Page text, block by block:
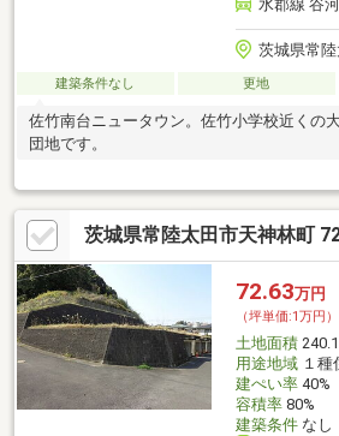
水郡線 谷
茨城県常
建築条件なし 更地
佐竹南台ニュータウン。佐竹小学校近くの
団地です。
茨城県常陸太田市天神林町
72.63万円
（坪単価:1万円）
土地面積
用途地域１種
建ぺい率40%
容積率80%
建築条件なし